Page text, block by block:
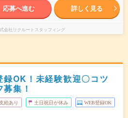
応募へ進む 詳しく見る
会社リクルートスタッフィング
OK！未経験歓迎〇コツ
集！
給あり 土日祝日が休み WEB登録OK